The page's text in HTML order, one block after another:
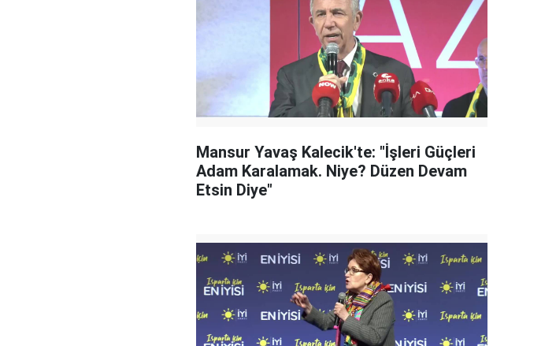
Mansur Yavaş Kalecik'te: "İşleri Güçleri
Adam Karalamak. Niye? Düzen Devam
Etsin Diye"